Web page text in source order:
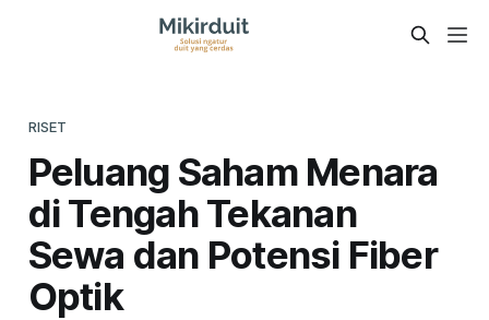
RISET
Peluang Saham Menara
di Tengah Tekanan
Sewa dan Potensi Fiber
Optik